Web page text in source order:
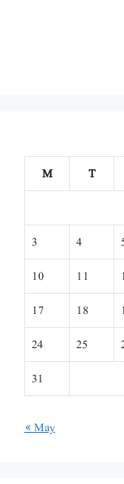
M
T
3
4
10
11
17
18
24
25
31
« May